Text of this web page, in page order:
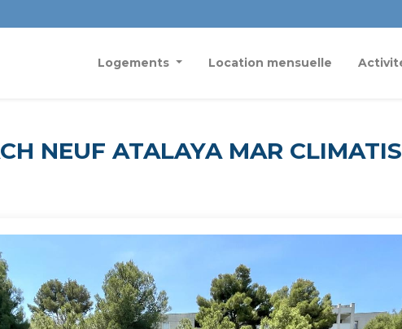
Logements Location mensuelle
NEUF ATALAYA MAR